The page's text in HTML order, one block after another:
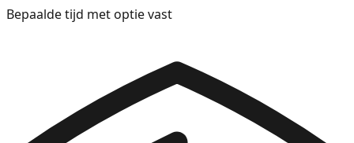
Bepaalde tijd met optie vast